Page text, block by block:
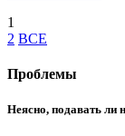
1
2 ВСЕ
Проблемы
Неясно, подавать ли